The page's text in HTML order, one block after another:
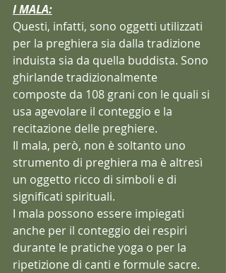
I MALA:
Questi, infatti, sono oggetti utilizzati
per la preghiera sia dalla tradizione
induista sia da quella buddista. Sono
ghirlande tradizionalmente
composte da 108 grani con le quali si
usa agevolare il conteggio e la
recitazione delle preghiere.
Il mala, però, non è soltanto uno
strumento di preghiera ma è altresì
un oggetto ricco di simboli e di
significati spirituali.
I mala possono essere impiegati
anche per il conteggio dei respiri
durante le pratiche yoga o per la
ripetizione di canti e formule sacre.